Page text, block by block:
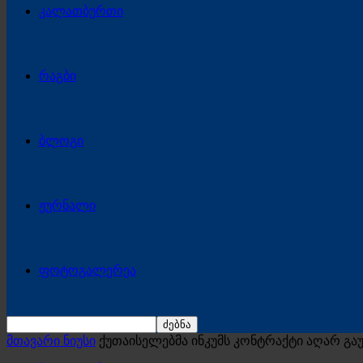
კალათბურთი
რაგბი
ბლოგი
ჟურნალი
ფოტოგალერეა
მთავარი ნიუსი ქუთაისელებმა ინკუმს კონტრაქტი აღარ